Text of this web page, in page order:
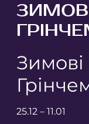
Зимові
25.12 – 11.01